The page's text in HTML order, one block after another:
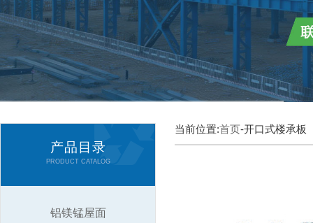
产品目录
PRODUCT CATALOG
铝镁锰屋面
当前位置:首页-开口式楼承板